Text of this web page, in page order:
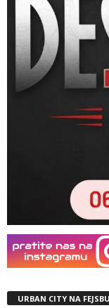
URBAN CITY NA